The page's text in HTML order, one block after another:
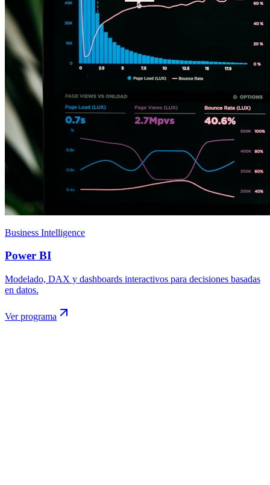
Business Intelligence
Power BI
Modelado, DAX y dashboards interactivos para decisiones basadas
en datos.
Ver programa